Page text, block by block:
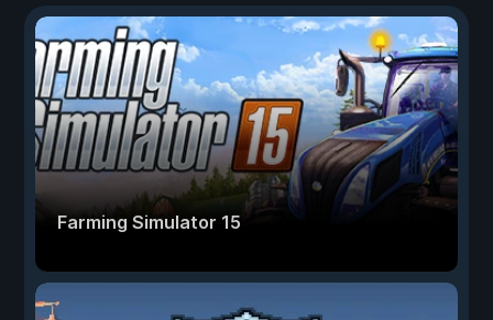
Farming Simulator 15